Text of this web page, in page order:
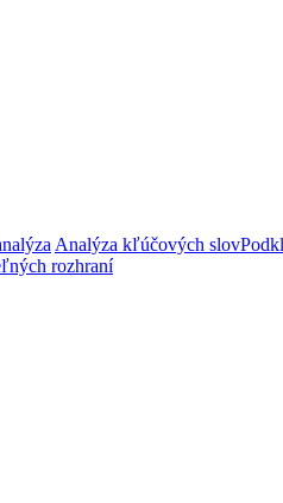
Analýza kľúčových slov
rozhraní